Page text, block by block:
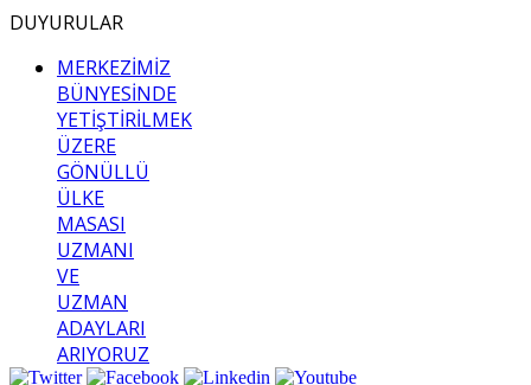
DUYURULAR
MERKEZİMİZ
BÜNYESİNDE
YETİŞTİRİLMEK
ÜZERE
GÖNÜLLÜ
ÜLKE
MASASI
UZMANI
VE
UZMAN
ADAYLARI
ARIYORUZ